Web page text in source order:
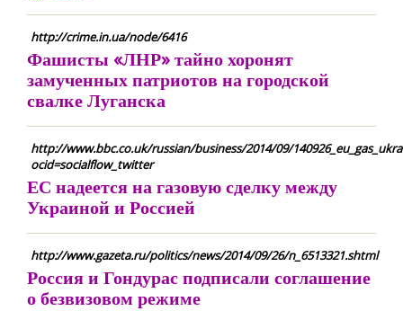
http://crime.in.ua/node/6416
Фашисты «ЛНР» тайно хоронят
замученных патриотов на городской
свалке Луганска
http://www.bbc.co.uk/russian/business/2014/09/
ocid=socialflow_twitter
ЕС надеется на газовую сделку между
Украиной и Россией
http://www.gazeta.ru/politics/news/2014/09/26/n_6513321.shtml
Россия и Гондурас подписали соглашение
о безвизовом режиме